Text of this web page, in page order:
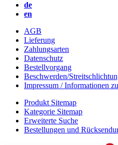
de
en
AGB
Lieferung
Zahlungsarten
Datenschutz
Bestellvorgang
Beschwerden/
Impressum / Informationen
Produkt Sitemap
Kategorie Sitemap
Erweiterte Suche
Bestellungen und